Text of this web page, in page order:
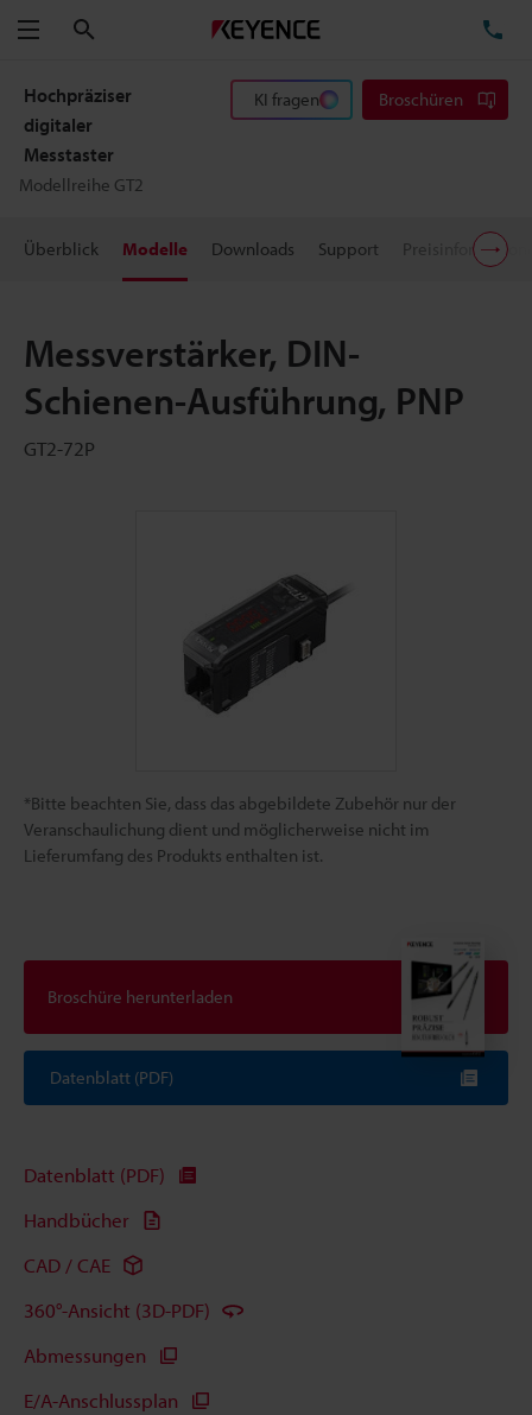
Menü
Hochpräziser
digitaler
Messtaster
Modellreihe GT2
KI fragen Broschüren
Überblick Modelle Downloads Support
Messverstärker, DIN-
Schienen-Ausführung, PNP
GT2-72P
*Bitte beachten Sie, dass das abgebildete Zubehör nur der
Veranschaulichung dient und möglicherweise nicht im
Lieferumfang des Produkts enthalten ist.
Broschüre herunterladen
Datenblatt (PDF)
Datenblatt (PDF)
Handbücher
CAD / CAE
360°-Ansicht (3D-PDF)
Abmessungen
E/A-Anschlussplan